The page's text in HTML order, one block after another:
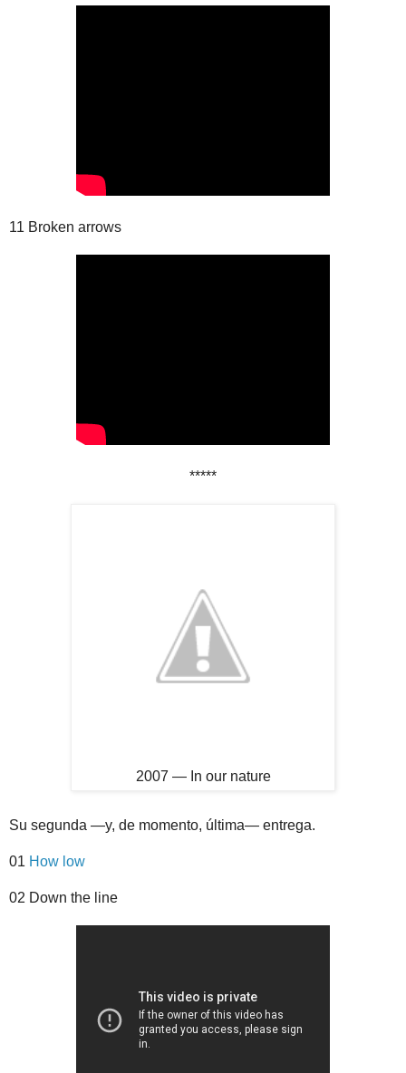
11 Broken arrows
*****
2007 — In our nature
Su segunda —y, de momento, última— entrega.
01 How low
02 Down the line